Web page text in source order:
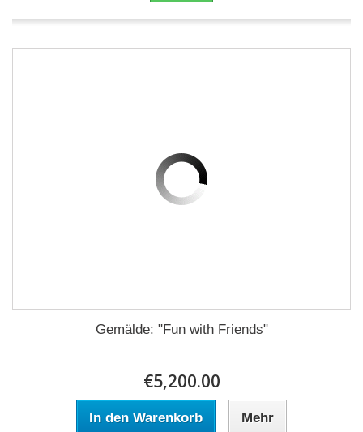
Gemälde: "Fun with Friends"
€5,200.00
In den Warenkorb Mehr